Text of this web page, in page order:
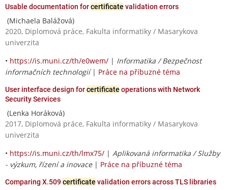
Usable documentation forcertificate validation errors
(Michaela Balážová)
2020, Diplomová práce, Fakulta informatiky / Masarykova
univerzita
• https://is.muni.cz/th/e0wem/ | Informatika / Bezpečnost
informačních technologií| Práce na příbuzné téma
User interface design forcertificate operations with Network
Security Services
(Lenka Horáková)
2017, Diplomová práce, Fakulta informatiky / Masarykova
univerzita
• https://is.muni.cz/th/lmx75/ | Aplikovaná informatika / Služby
- výzkum, řízení a inovace| Práce na příbuzné téma
Comparing X.509certificate validation errors across TLS libraries